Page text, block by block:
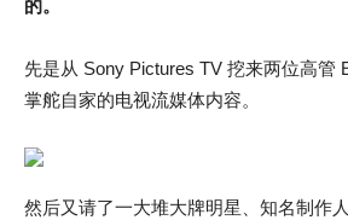
的。
先是从 Sony Pictures TV 挖来两位高管
掌舵自家的电视流媒体内容。
然后又请了一大堆大牌明星、知名制作